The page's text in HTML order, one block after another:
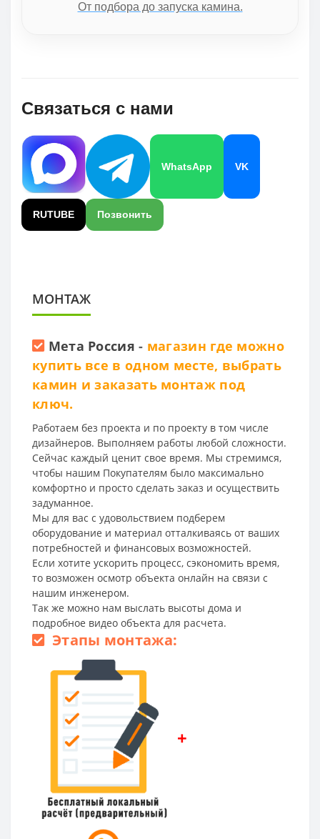
От подбора до запуска камина.
Связаться с нами
WhatsApp VK
RUTUBE Позвонить
МОНТАЖ
Мета Россия - магазин где можно
купить все в одном месте, выбрать
камин и заказать монтаж под
ключ.
Работаем без проекта и по проекту в том числе
дизайнеров. Выполняем работы любой сложности.
Сейчас каждый ценит свое время. Мы стремимся,
чтобы нашим Покупателям было максимально
комфортно и просто сделать заказ и осуществить
задуманное.
Мы для вас с удовольствием подберем
оборудование и материал отталкиваясь от ваших
потребностей и финансовых возможностей.
Если хотите ускорить процесс, сэкономить время,
то возможен осмотр объекта онлайн на связи с
нашим инженером.
Так же можно нам выслать высоты дома и
подробное видео объекта для расчета.
Этапы монтажа:
+